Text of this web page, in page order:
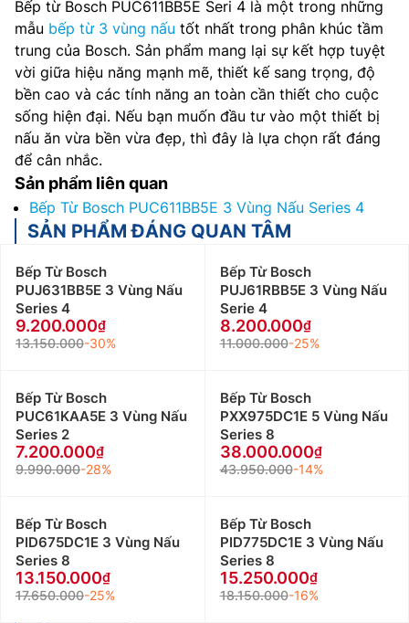
Bếp từ Bosch PUC611BB5E Seri 4 là một trong những
mẫu bếp từ 3 vùng nấu tốt nhất trong phân khúc tầm
trung của Bosch. Sản phẩm mang lại sự kết hợp tuyệt
vời giữa hiệu năng mạnh mẽ, thiết kế sang trọng, độ
bền cao và các tính năng an toàn cần thiết cho cuộc
sống hiện đại. Nếu bạn muốn đầu tư vào một thiết bị
nấu ăn vừa bền vừa đẹp, thì đây là lựa chọn rất đáng
để cân nhắc.
Sản phẩm liên quan
Bếp Từ Bosch PUC611BB5E 3 Vùng Nấu Series 4
SẢN PHẨM ĐÁNG QUAN TÂM
Bếp Từ Bosch
PUJ631BB5E 3 Vùng Nấu
Series 4
9.200.000
13.150.000-30%
Bếp Từ Bosch
PUJ61RBB5E 3 Vùng Nấu
Serie 4
8.200.000
11.000.000-25%
Bếp Từ Bosch
PUC61KAA5E 3 Vùng Nấu
Series 2
7.200.000
9.990.000-28%
Bếp Từ Bosch
PXX975DC1E 5 Vùng Nấu
Series 8
38.000.000
43.950.000-14%
Bếp Từ Bosch
PID675DC1E 3 Vùng Nấu
Series 8
13.150.000
17.650.000-25%
Bếp Từ Bosch
PID775DC1E 3 Vùng Nấu
Series 8
15.250.000
18.150.000-16%